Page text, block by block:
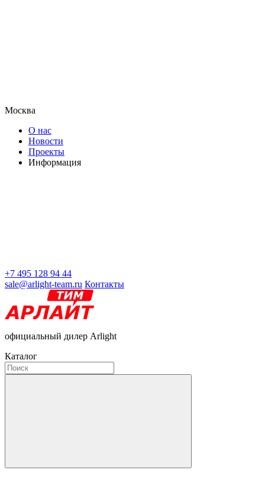
Москва
О нас
Новости
Проекты
Информация
+7 495 128 94 44
sale@arlight-team.ru Контакты
официальный дилер Arlight
Каталог